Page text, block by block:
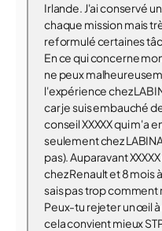
Irlande. J'ai conservé
chaque mission mais
reformulé certaines
En ce qui concerne
ne peux
l'expérience chez
car je suis embauché
conseil XXXXX qui m'a
seulement chez
pas). Auparavant
chez Renault et 8 mois
sais pas trop comment
Peux-tu rejeter un œil
cela convient mieux